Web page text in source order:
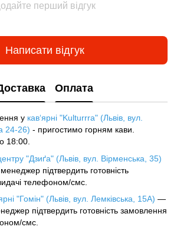
перший відгук
Написати відгук
Оплата
у кав‘ярні "Kulturrra" (Львів, вул.
24-26) - пригостимо горням кави.
18:00.
"Дзиґа" (Львів, вул. Вірменська, 35)
підтвердить готовність
телефоном/смс.
"Гомін" (Львів, вул. Лемківська, 15А) —
підтвердить готовність замовлення
смс.